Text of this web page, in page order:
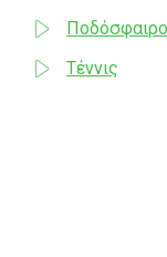
Ποδόσφαιρο
Τέννις